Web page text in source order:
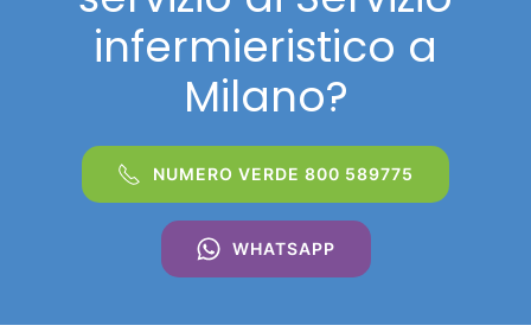
infermieristico a
Milano?
NUMERO VERDE 800 589775
WHATSAPP